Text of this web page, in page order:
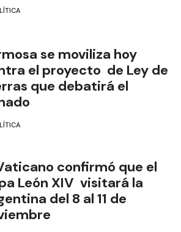
se moviliza hoy
el proyecto de Ley de
que debatirá el
confirmó que el
León XIV visitará la
del 8 al 11 de